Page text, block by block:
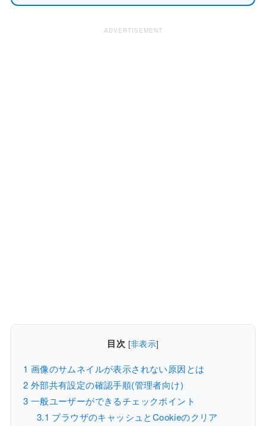
ADVERTISEMENT
目次 [非表示]
1 画像のサムネイルが表示されない原因とは
2 外部共有設定の確認手順(管理者向け)
3 一般ユーザーができるチェックポイント
3.1 ブラウザのキャッシュとCookieのクリア